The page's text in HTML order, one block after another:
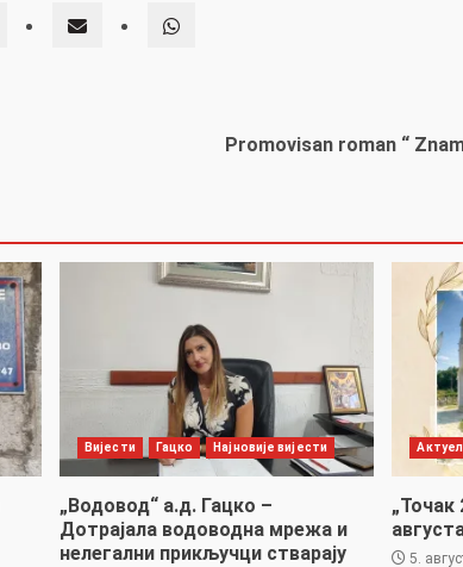
Promovisan roman “
Вијести Гацко Најновије вијести
„Водовод“ а.д. Гацко –
Дотрајала водоводна мрежа и
нелегални прикључци стварају
5.